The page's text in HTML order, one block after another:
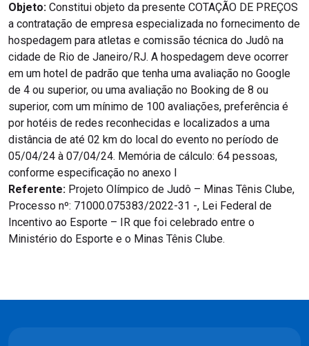
Objeto: Constitui objeto da presente COTAÇÃO DE PREÇOS
a contratação de empresa especializada no fornecimento de
hospedagem para atletas e comissão técnica do Judô na
cidade de Rio de Janeiro/RJ. A hospedagem deve ocorrer
em um hotel de padrão que tenha uma avaliação no Google
de 4 ou superior, ou uma avaliação no Booking de 8 ou
superior, com um mínimo de 100 avaliações, preferência é
por hotéis de redes reconhecidas e localizados a uma
distância de até 02 km do local do evento no período de
05/04/24 à 07/04/24. Memória de cálculo: 64 pessoas,
conforme especificação no anexo I
Referente: Projeto Olímpico de Judô – Minas Tênis Clube,
Processo nº: 71000.075383/2022-31 -, Lei Federal de
Incentivo ao Esporte – IR que foi celebrado entre o
Ministério do Esporte e o Minas Tênis Clube.